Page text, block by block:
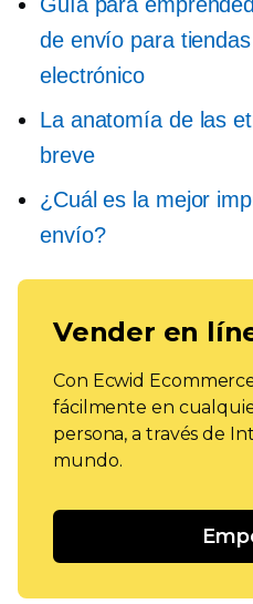
de envío para
electrónico
La anatomía de las
breve
¿Cuál es la mejor
envío?
Vender en
Con Ecwid
fácilmente en
persona, a través de
mundo.